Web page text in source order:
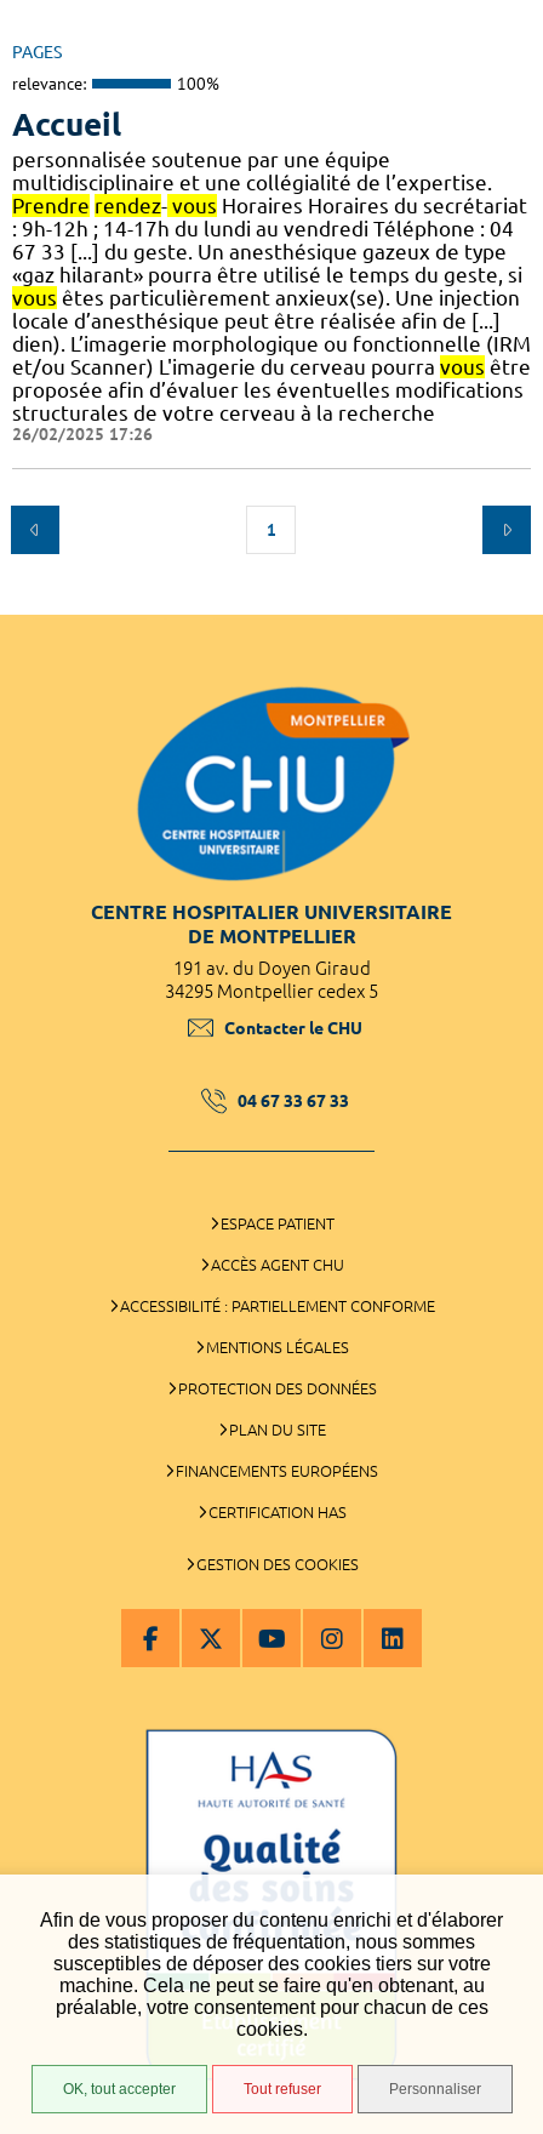
Afin de vous proposer du contenu enrichi et d'élaborer
des statistiques de fréquentation, nous sommes
susceptibles de déposer des cookies tiers sur votre
machine. Cela ne peut se faire qu'en obtenant, au
préalable, votre consentement pour chacun de ces
cookies.
OK, tout accepter Tout refuser Personnaliser
PAGES
relevance: 100%
Accueil
personnalisée soutenue par une équipe
multidisciplinaire et une collégialité de l’expertise.
Prendre rendez- vous Horaires Horaires du secrétariat
: 9h-12h ; 14-17h du lundi au vendredi Téléphone : 04
67 33 [...] du geste. Un anesthésique gazeux de type
«gaz hilarant» pourra être utilisé le temps du geste, si
vous êtes particulièrement anxieux(se). Une injection
locale d’anesthésique peut être réalisée afin de [...]
dien). L’imagerie morphologique ou fonctionnelle (IRM
et/ou Scanner) L'imagerie du cerveau pourra vous être
proposée afin d’évaluer les éventuelles modifications
structurales de votre cerveau à la recherche
26/02/2025 17:26
1
CENTRE HOSPITALIER UNIVERSITAIRE
DE MONTPELLIER
191 av. du Doyen Giraud
34295 Montpellier cedex 5
Contacter le CHU
04 67 33 67 33
ESPACE PATIENT
ACCÈS AGENT CHU
ACCESSIBILITÉ : PARTIELLEMENT CONFORME
MENTIONS LÉGALES
PROTECTION DES DONNÉES
PLAN DU SITE
FINANCEMENTS EUROPÉENS
CERTIFICATION HAS
GESTION DES COOKIES